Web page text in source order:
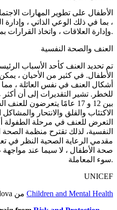
، بما في ذلك الوعي الذاتي ، وإدارة
وإدارة العلاقات ، واتخاذ القرارات بمسؤولية.
العنف والصحة النفسية
تم تحديد العنف كأحد الأسباب
الأطفال. في كثير من الأحيان ،
أشكال العنف في نفس العائلة ،
للخطر. تشير التقديرات إلى أن
بين 12 و 17 عامًا
الاكتئاب والقلق والانتحار
التعرض للعنف في مرحلة الطفولة
النفسية، لذلك تقترح منظمة
مقدمي الرعاية الصحية النظر في
صحة الأطفال ، لا سيما عند
سوء المعاملة.
UNICEF
Children and Mental Health